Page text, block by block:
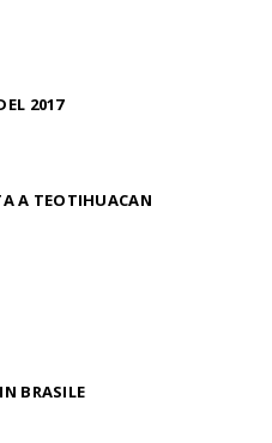
2017
A TEOTIHUACAN
BRASILE